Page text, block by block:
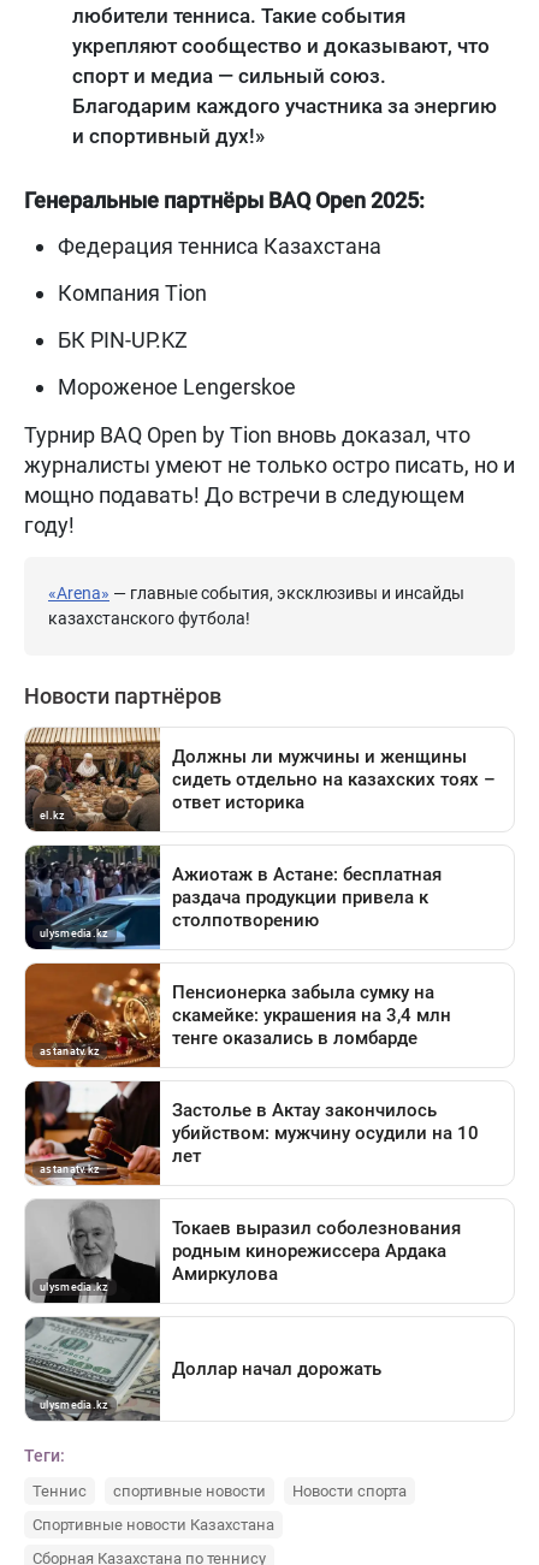
любители тенниса. Такие события
укрепляют сообщество и доказывают, что
спорт и медиа — сильный союз.
Благодарим каждого участника за энергию
и спортивный дух!»
Генеральные партнёры BAQ Open 2025:
Федерация тенниса Казахстана
Компания Tion
БК PIN-UP.KZ
Мороженое Lengerskoe
Турнир BAQ Open by Tion вновь доказал, что
журналисты умеют не только остро писать, но и
мощно подавать! До встречи в следующем
году!
«Arena» — главные события, эксклюзивы и инсайды
казахстанского футбола!
Теги:
Теннис спортивные новости
Новости спорта
Спортивные новости Казахстана
Сборная Казахстана по теннису